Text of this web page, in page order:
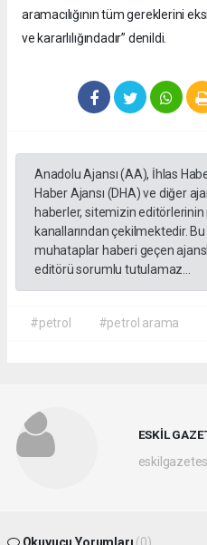
aramacılığının tüm gereklerini
ve kararlılığındadır” denildi.
Anadolu Ajansı (AA), İhlas
Haber Ajansı (DHA) ve diğer
haberler, sitemizin
kanallarından çekilmektedir.
muhataplar haberi geçen
editörü sorumlu tutulamaz...
#petrol #petrol arama
ESKİL